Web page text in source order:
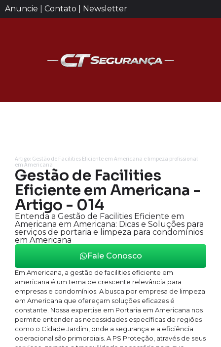
Anuncie | Contato | Newsletter
Artigo: Gestão de Facilities Eficiente em Americana e limpeza profissional
em Americana
Gestão de Facilities
Eficiente em Americana -
Artigo - 014
Entenda a Gestão de Facilities Eficiente em
Americana em Americana: Dicas e Soluções para
serviços de portaria e limpeza para condomínios
em Americana
Fale Conosco
Em Americana, a gestão de facilities eficiente em
americana é um tema de crescente relevância para
empresas e condomínios. A busca por empresa de limpeza
em Americana que ofereçam soluções eficazes é
constante. Nossa expertise em Portaria em Americana nos
permite entender as necessidades específicas de regiões
como o Cidade Jardim, onde a segurança e a eficiência
operacional são primordiais. A PS Proteção, através de seus